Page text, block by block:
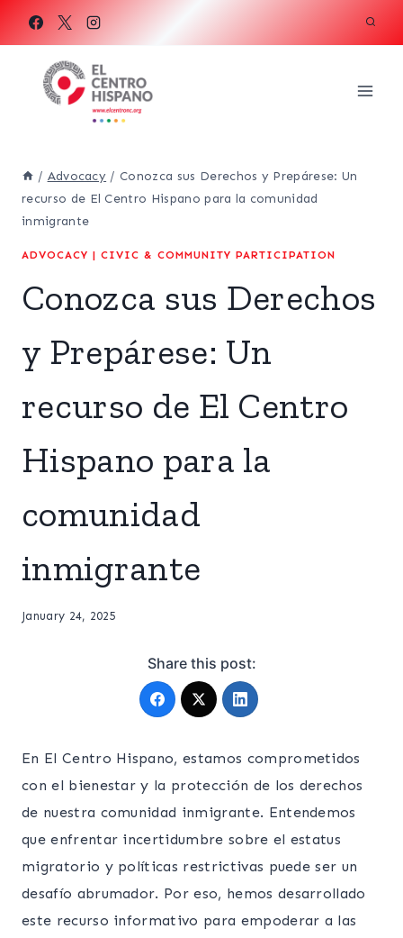
content
/ Advocacy / Conozca sus Derechos y Prepárese: Un
recurso de El Centro Hispano para la comunidad
inmigrante
ADVOCACY | CIVIC & COMMUNITY PARTICIPATION
Conozca sus Derechos
y Prepárese: Un
recurso de El Centro
Hispano para la
comunidad
inmigrante
January 24, 2025
Share this post:
En El Centro Hispano, estamos comprometidos
con el bienestar y la protección de los derechos
de nuestra comunidad inmigrante. Entendemos
que enfrentar incertidumbre sobre el estatus
migratorio y políticas restrictivas puede ser un
desafío abrumador. Por eso, hemos desarrollado
este recurso informativo para empoderar a las